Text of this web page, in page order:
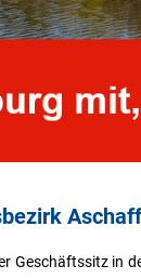
Geschäftssitz in